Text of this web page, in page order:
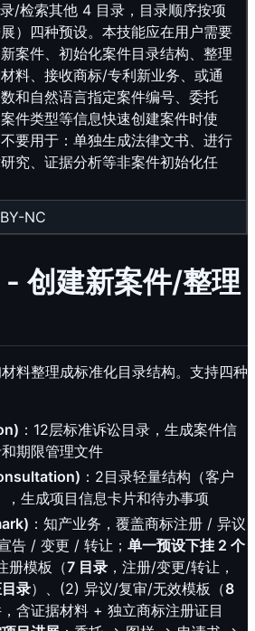
/检索其他 4 目录，目录顺序按项
）四种预设。本技能应在用户需要
案件、初始化案件目录结构、整理
料、接收商标/专利新业务、或通
和自然语言指定案件编号、委托
件类型等信息快速创建案件时使
要用于：单独生成法律文书、进行
究、证据分析等非案件初始化任
NC
创建新案件/整理
料整理成标准化目录结构。支持四种
：12层标准诉讼目录，生成案件信
期限管理文件
：2目录轻量结构（客户
生成项目信息卡片和待办事项
：知产业务，覆盖商标注册 / 异议
告 / 变更 / 转让； 单一预设下挂 2 个
册模板（7 目录 ，注册/变更/转让，
录）、(2) 异议/复审/无效模板（8
，含证据材料 + 独立商标注册证目